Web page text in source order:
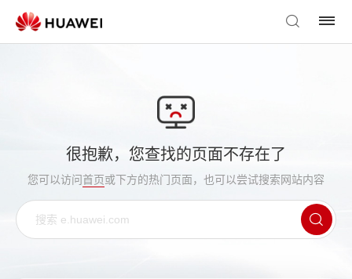
很抱歉，您查找的页面不存在了
您可以访问首页或下方的热门页面，也可以尝试搜索网站内容